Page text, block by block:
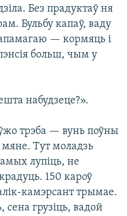
Без прадуктаў ня
Бульбу капаў, ваду
— кормяць і
больш, чым у
набудзеце?».
трэба — вунь поўны
мяне. Тут моладзь
лупіць, не
150 кароў
камэрсант трымае.
сена грузіць, вадой